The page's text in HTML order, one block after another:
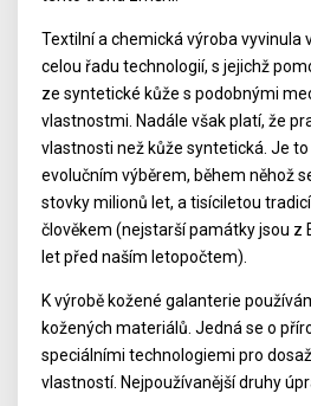
Textilní a chemická výroba vyvinula
celou řadu technologií, s jejichž
ze syntetické kůže s podobnými
vlastnostmi. Nadále však platí, že
vlastnosti než kůže syntetická. Je
evolučním výběrem, během něhož
stovky milionů let, a tisíciletou
člověkem (nejstarší památky jsou z
let před naším letopočtem).
K výrobě kožené galanterie
kožených materiálů. Jedná se o
speciálními technologiemi pro
vlastností. Nejpoužívanější druhy